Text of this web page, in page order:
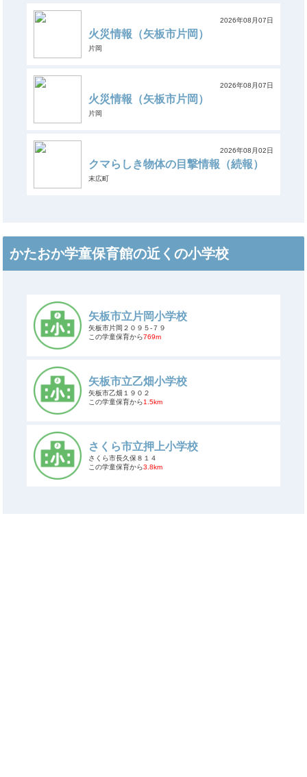
2026年08月07日
火災情報（矢板市片岡）
片岡
2026年08月07日
火災情報（矢板市片岡）
片岡
2026年08月02日
クマらしき物体の目撃情報（続報）
末広町
かたおか学童保育館の近くの小学校
矢板市立片岡小学校
矢板市片岡２０９５-７９
この学童保育から769m
矢板市立乙畑小学校
矢板市乙畑１９０２
この学童保育から1.5km
さくら市立押上小学校
さくら市長久保８１４
この学童保育から3.8km